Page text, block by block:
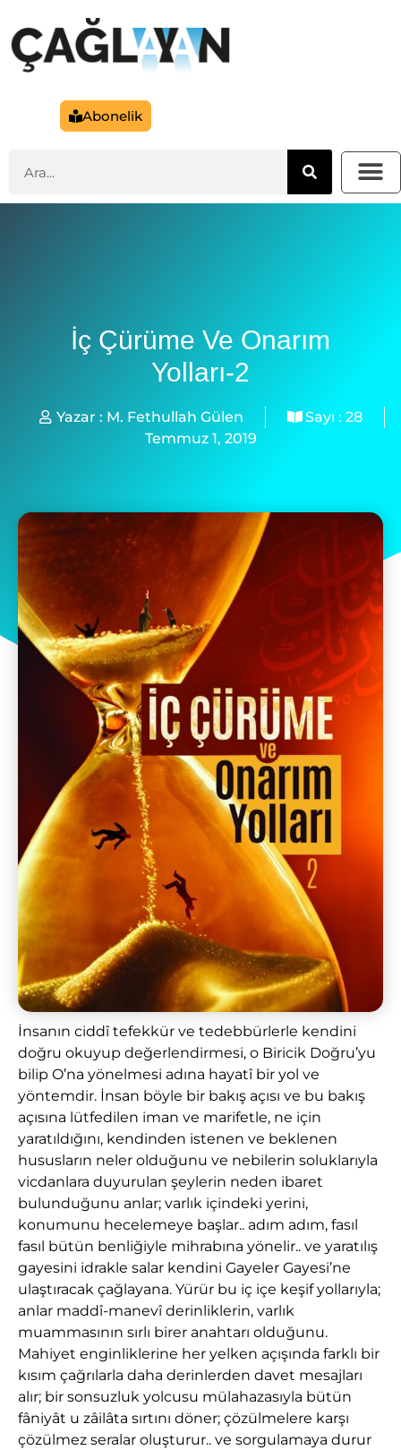
Abonelik
İç Çürüme Ve Onarım
Yolları-2
Yazar : M. Fethullah Gülen Sayı : 28
Temmuz 1, 2019
İnsanın ciddî tefekkür ve tedebbürlerle kendini
doğru okuyup değerlendirmesi, o Biricik Doğru’yu
bilip O’na yönelmesi adına hayatî bir yol ve
yöntemdir. İnsan böyle bir bakış açısı ve bu bakış
açısına lütfedilen iman ve marifetle, ne için
yaratıldığını, kendinden istenen ve beklenen
hususların neler olduğunu ve nebilerin soluklarıyla
vicdanlara duyurulan şeylerin neden ibaret
bulunduğunu anlar; varlık içindeki yerini,
konumunu hecelemeye başlar.. adım adım, fasıl
fasıl bütün benliğiyle mihrabına yönelir.. ve yaratılış
gayesini idrakle salar kendini Gayeler Gayesi’ne
ulaştıracak çağlayana. Yürür bu iç içe keşif yollarıyla;
anlar maddî-manevî derinliklerin, varlık
muammasının sırlı birer anahtarı olduğunu.
Mahiyet enginliklerine her yelken açışında farklı bir
kısım çağrılarla daha derinlerden davet mesajları
alır; bir sonsuzluk yolcusu mülahazasıyla bütün
fâniyât u zâilâta sırtını döner; çözülmelere karşı
çözülmez seralar oluşturur.. ve sorgulamaya durur